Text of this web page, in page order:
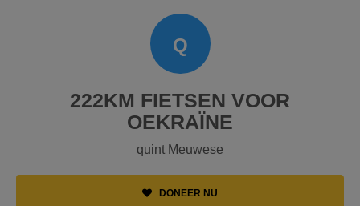
Q
222KM FIETSEN VOOR
OEKRAÏNE
quint Meuwese
DONEER NU